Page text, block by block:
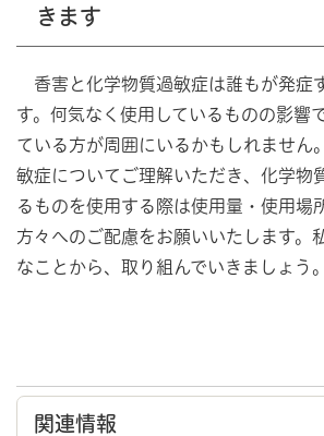
きます
香害と化学物質過敏症は誰もが発症
す。何気なく使用しているものの影響
ている方が周囲にいるかもしれません
敏症についてご理解いただき、化学物
るものを使用する際は使用量・使用場
方々へのご配慮をお願いいたします。
なことから、取り組んでいきましょう。
関連情報